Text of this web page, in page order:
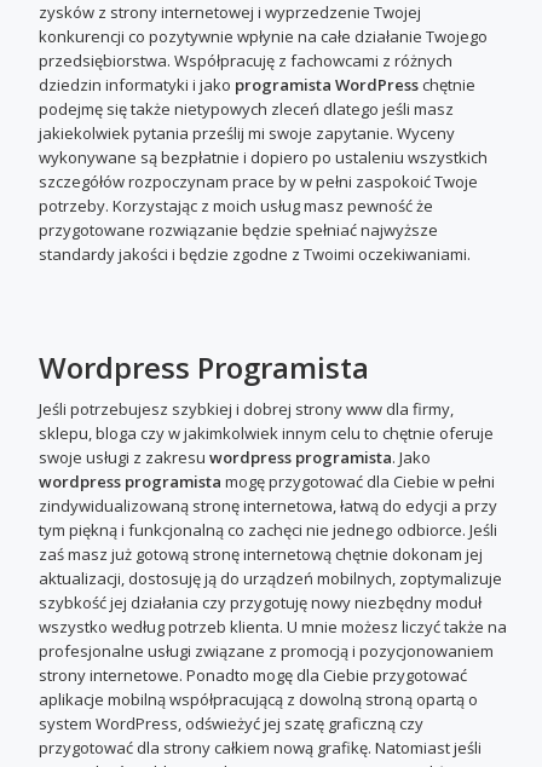
zysków z strony internetowej i wyprzedzenie Twojej
konkurencji co pozytywnie wpłynie na całe działanie Twojego
przedsiębiorstwa. Współpracuję z fachowcami z różnych
dziedzin informatyki i jako programista WordPresschętnie
podejmę się także nietypowych zleceń dlatego jeśli masz
jakiekolwiek pytania prześlij mi swoje zapytanie. Wyceny
wykonywane są bezpłatnie i dopiero po ustaleniu wszystkich
szczegółów rozpoczynam prace by w pełni zaspokoić Twoje
potrzeby. Korzystając z moich usług masz pewność że
przygotowane rozwiązanie będzie spełniać najwyższe
standardy jakości i będzie zgodne z Twoimi oczekiwaniami.
Wordpress Programista
Jeśli potrzebujesz szybkiej i dobrej strony www dla firmy,
sklepu, bloga czy w jakimkolwiek innym celu to chętnie oferuje
swoje usługi z zakresu wordpress programista. Jako
wordpress programista mogę przygotować dla Ciebie w pełni
zindywidualizowaną stronę internetowa, łatwą do edycji a przy
tym piękną i funkcjonalną co zachęci nie jednego odbiorce. Jeśli
zaś masz już gotową stronę internetową chętnie dokonam jej
aktualizacji, dostosuję ją do urządzeń mobilnych, zoptymalizuje
szybkość jej działania czy przygotuję nowy niezbędny moduł
wszystko według potrzeb klienta. U mnie możesz liczyć także na
profesjonalne usługi związane z promocją i pozycjonowaniem
strony internetowe. Ponadto mogę dla Ciebie przygotować
aplikacje mobilną współpracującą z dowolną stroną opartą o
system WordPress, odświeżyć jej szatę graficzną czy
przygotować dla strony całkiem nową grafikę. Natomiast jeśli